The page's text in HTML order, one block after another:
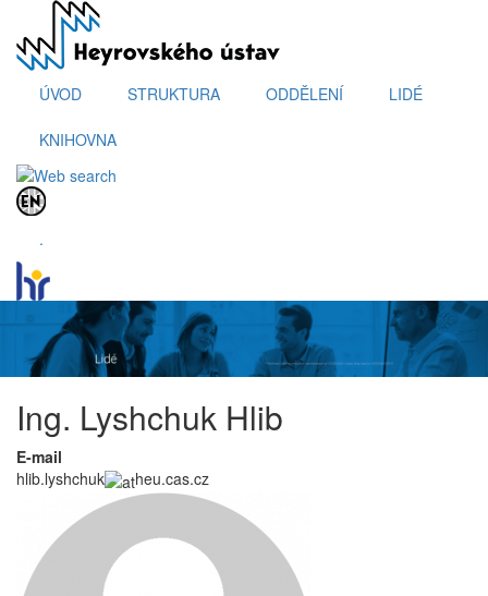
hlavnímu
obsahu
ÚVOD
STRUKTURA ODDĚLENÍ LIDÉ
KNIHOVNA
.
Ing. Lyshchuk Hlib
E-mail
hlib.lyshchuk
heu.cas.cz